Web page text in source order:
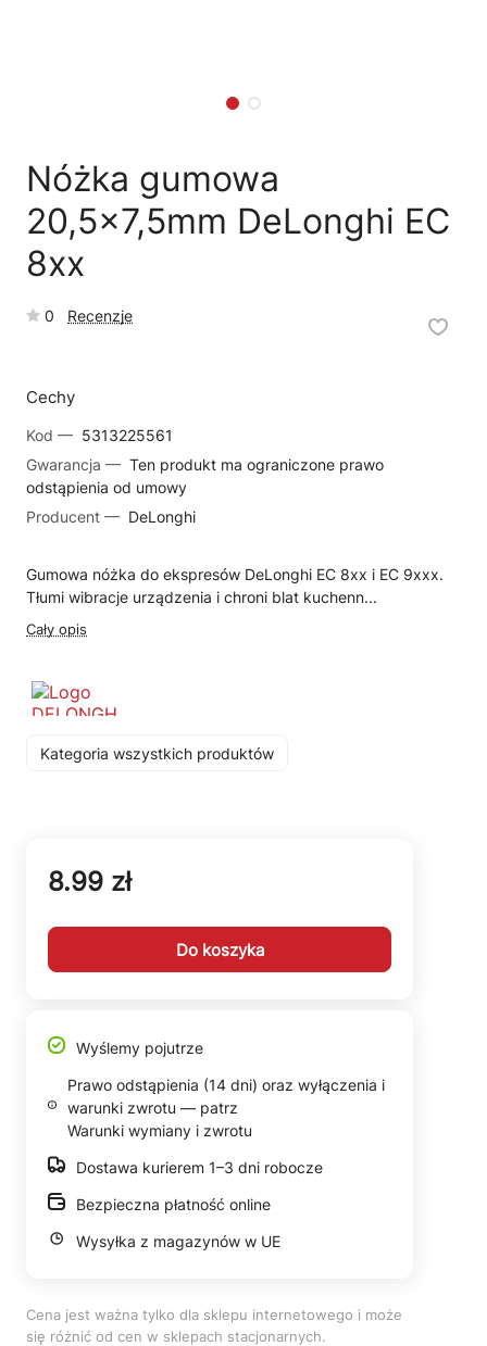
Nóżka gumowa
20,5x7,5mm DeLonghi EC
8xx
0 Recenzje
Cechy
Kod — 5313225561
Gwarancja — Ten produkt ma ograniczone prawo
odstąpienia od umowy
Producent — DeLonghi
Gumowa nóżka do ekspresów DeLonghi EC 8xx i EC 9xxx.
Tłumi wibracje urządzenia i chroni blat kuchenn...
Cały opis
Kategoria wszystkich produktów
8.99 zł
Do koszyka
Wyślemy pojutrze
Prawo odstąpienia (14 dni) oraz wyłączenia i
warunki zwrotu — patrz
Warunki wymiany i zwrotu
Dostawa kurierem 1–3 dni robocze
Bezpieczna płatność online
Wysyłka z magazynów w UE
Cena jest ważna tylko dla sklepu internetowego i może
się różnić od cen w sklepach stacjonarnych.